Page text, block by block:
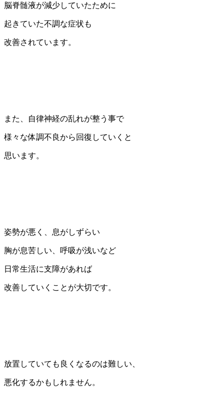
脳脊髄液が減少していたために
起きていた不調な症状も
改善されています。
また、自律神経の乱れが整う事で
様々な体調不良から回復していくと
思います。
姿勢が悪く、息がしずらい
胸が息苦しい、呼吸が浅いなど
日常生活に支障があれば
改善していくことが大切です。
放置していても良くなるのは難しい、
悪化するかもしれません。